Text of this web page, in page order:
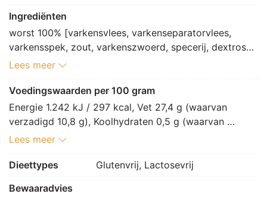
Ingrediënten
worst 100% [varkensvlees, varkenseparatorvlees,
varkensspek, zout, varkenszwoerd, specerij, dextrose,
aroma, gistextract, schapendarm, houtrook,
E300, zuurteregelaar: E575, conserveermiddel: E250,
E261]
Lees meer
Voedingswaarden per 100 gram
Energie 1.242 kJ / 297 kcal, Vet 27,4 g (waarvan
verzadigd 10,8 g), Koolhydraten 0,5 g (waarvan
suikers 0,3 g), Vezels 0,1 g, Eiwitten 12 g, Zout 2,2 g.
Lees meer
Dieettypes
Glutenvrij, Lactosevrij
Bewaaradvies